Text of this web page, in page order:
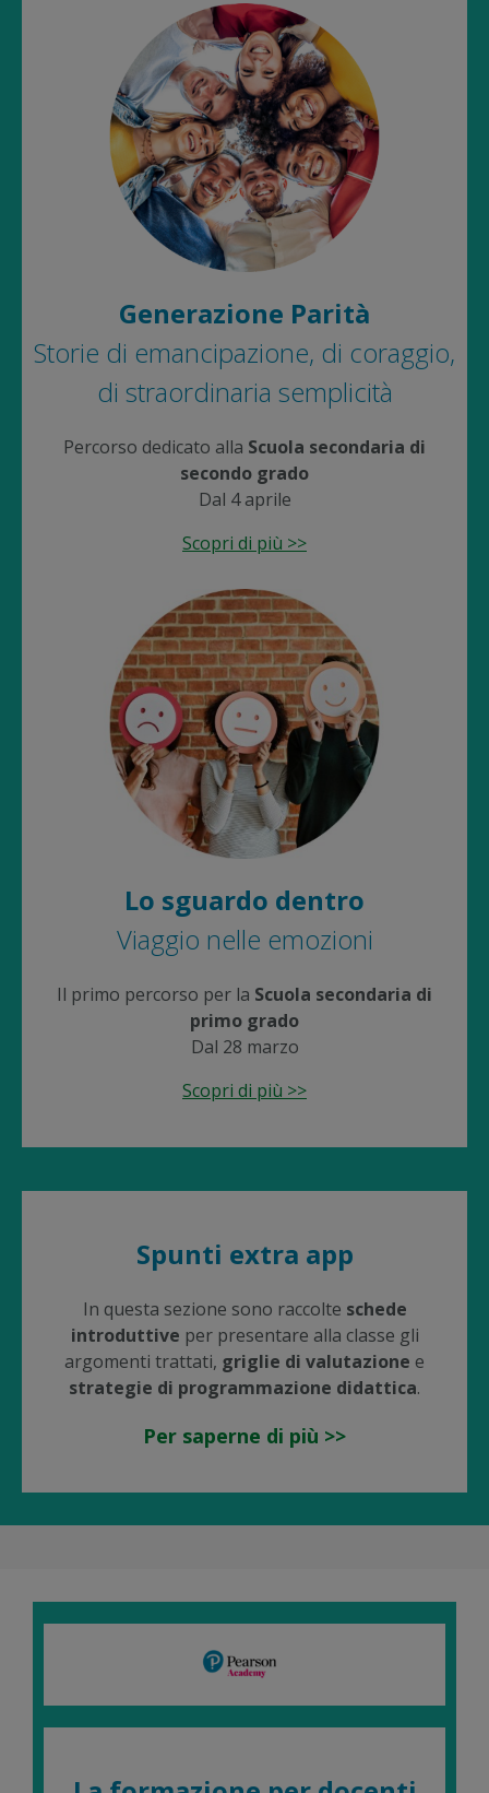
Generazione Parità
Storie di emancipazione, di coraggio,
di straordinaria semplicità
Percorso dedicato alla Scuola secondaria di
secondo grado
Dal 4 aprile
Scopri di più >>
Lo sguardo dentro
Viaggio nelle emozioni
Il primo percorso per la Scuola secondaria di
primo grado
Dal 28 marzo
Scopri di più >>
Spunti extra app
In questa sezione sono raccolte schede
introduttive per presentare alla classe gli
argomenti trattati, griglie di valutazione e
strategie di programmazione didattica.
Per saperne di più >>